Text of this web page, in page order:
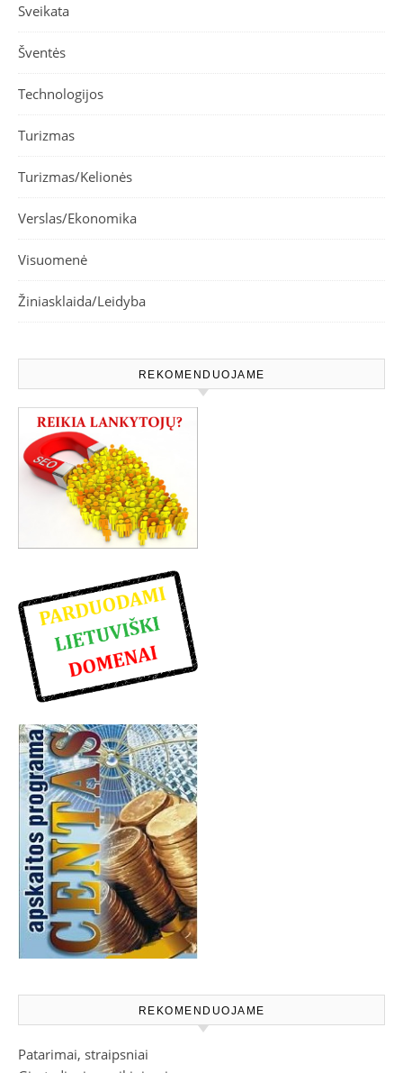
Sveikata
Šventės
Technologijos
Turizmas
Turizmas/Kelionės
Verslas/Ekonomika
Visuomenė
Žiniasklaida/Leidyba
REKOMENDUOJAME
REKOMENDUOJAME
Patarimai, straipsniai